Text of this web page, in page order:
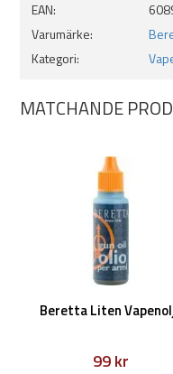
EAN:
Varumärke:
Kategori:
MATCHANDE
Beretta Liten
99 kr